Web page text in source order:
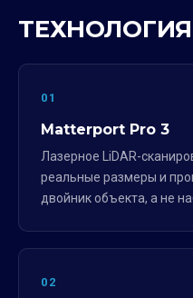
01
Matterport Pro 3
Лазерное LiDAR-
реальные размеры и
двойник объекта, а не
02